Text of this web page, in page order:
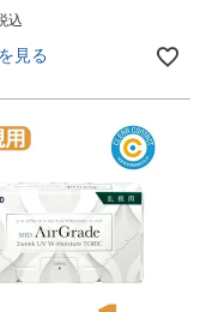
込
見る